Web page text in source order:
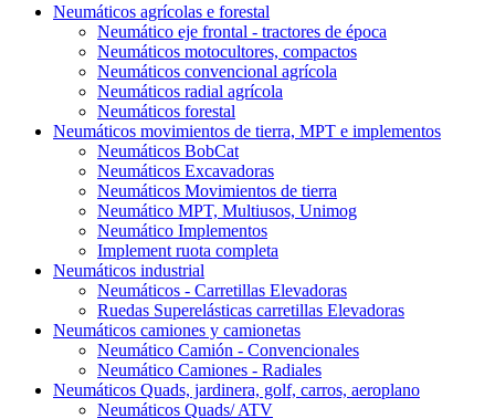
Neumáticos agrícolas e forestal
Neumático eje frontal - tractores de época
Neumáticos motocultores, compactos
Neumáticos convencional agrícola
Neumáticos radial agrícola
Neumáticos forestal
Neumáticos movimientos de tierra, MPT e implementos
Neumáticos BobCat
Neumáticos Excavadoras
Neumáticos Movimientos de tierra
Neumático MPT, Multiusos, Unimog
Neumático Implementos
Implement ruota completa
Neumáticos industrial
Neumáticos - Carretillas Elevadoras
Ruedas Superelásticas carretillas Elevadoras
Neumáticos camiones y camionetas
Neumático Camión - Convencionales
Neumático Camiones - Radiales
Neumáticos Quads, jardinera, golf, carros, aeroplano
Neumáticos Quads/ ATV